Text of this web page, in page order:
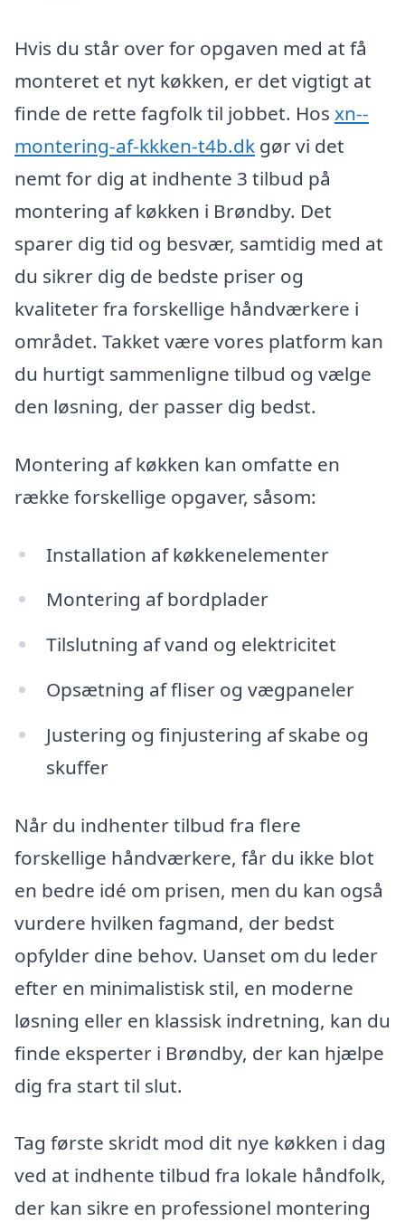
Hvis du står over for opgaven med at få
monteret et nyt køkken, er det vigtigt at
finde de rette fagfolk til jobbet. Hos xn--
montering-af-kkken-t4b.dk gør vi det
nemt for dig at indhente 3 tilbud på
montering af køkken i Brøndby. Det
sparer dig tid og besvær, samtidig med at
du sikrer dig de bedste priser og
kvaliteter fra forskellige håndværkere i
området. Takket være vores platform kan
du hurtigt sammenligne tilbud og vælge
den løsning, der passer dig bedst.
Montering af køkken kan omfatte en
række forskellige opgaver, såsom:
Installation af køkkenelementer
Montering af bordplader
Tilslutning af vand og elektricitet
Opsætning af fliser og vægpaneler
Justering og finjustering af skabe og
skuffer
Når du indhenter tilbud fra flere
forskellige håndværkere, får du ikke blot
en bedre idé om prisen, men du kan også
vurdere hvilken fagmand, der bedst
opfylder dine behov. Uanset om du leder
efter en minimalistisk stil, en moderne
løsning eller en klassisk indretning, kan du
finde eksperter i Brøndby, der kan hjælpe
dig fra start til slut.
Tag første skridt mod dit nye køkken i dag
ved at indhente tilbud fra lokale håndfolk,
der kan sikre en professionel montering